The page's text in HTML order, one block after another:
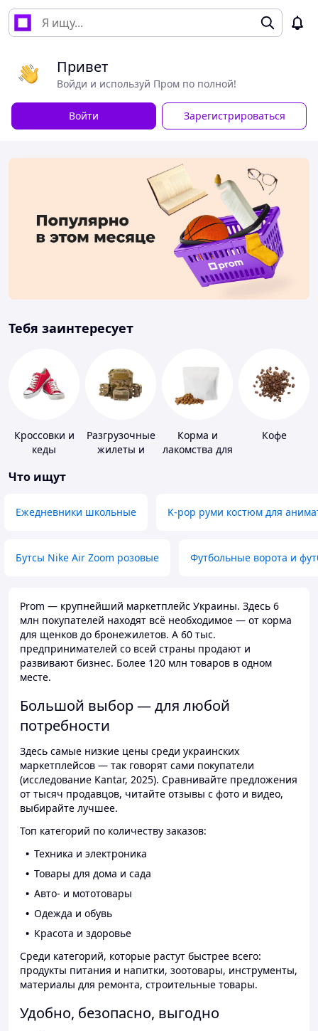
Привет
Войди и используй Пром по полной!
Войти Зарегистрироваться
Тебя заинтересует
Кроссовки и
кеды
Разгрузочные
жилеты и
Корма и
лакомства для
Кофе
Что ищут
Ежедневники школьные K-pop руми костюм для
Бутсы Nike Air Zoom розовые Футбольные ворота и
Prom — крупнейший маркетплейс Украины. Здесь 6
млн покупателей находят всё необходимое — от корма
для щенков до бронежилетов. А 60 тыс.
предпринимателей со всей страны продают и
развивают бизнес. Более 120 млн товаров в одном
месте.
Большой выбор — для любой
потребности
Здесь самые низкие цены среди украинских
маркетплейсов — так говорят сами покупатели
(исследование Kantar, 2025). Сравнивайте предложения
от тысяч продавцов, читайте отзывы с фото и видео,
выбирайте лучшее.
Топ категорий по количеству заказов:
Техника и электроника
Товары для дома и сада
Авто- и мототовары
Одежда и обувь
Красота и здоровье
Среди категорий, которые растут быстрее всего:
продукты питания и напитки, зоотовары, инструменты,
материалы для ремонта, строительные товары.
Удобно, безопасно, выгодно